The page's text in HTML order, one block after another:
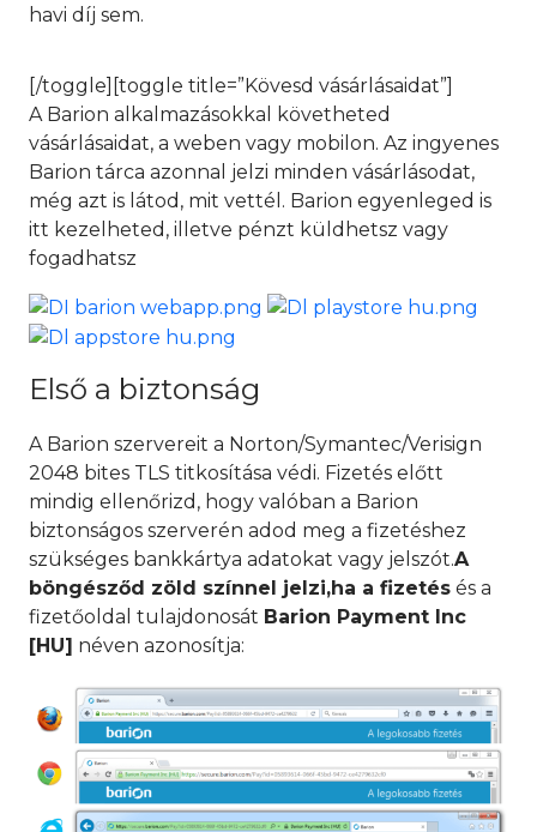
havi díj sem.
[/toggle][toggle title=”Kövesd vásárlásaidat”]
A Barion alkalmazásokkal követheted
vásárlásaidat, a weben vagy mobilon. Az ingyenes
Barion tárca azonnal jelzi minden vásárlásodat,
még azt is látod, mit vettél. Barion egyenleged is
itt kezelheted, illetve pénzt küldhetsz vagy
fogadhatsz
Első a biztonság
A Barion szervereit a Norton/Symantec/Verisign
2048 bites TLS titkosítása védi. Fizetés előtt
mindig ellenőrizd, hogy valóban a Barion
biztonságos szerverén adod meg a fizetéshez
szükséges bankkártya adatokat vagy jelszót.A
böngésződ zöld színnel jelzi,ha a fizetés és a
fizetőoldal tulajdonosát Barion Payment Inc
[HU] néven azonosítja: